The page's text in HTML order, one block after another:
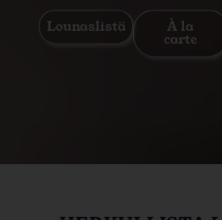
Lounaslistä À la
carte